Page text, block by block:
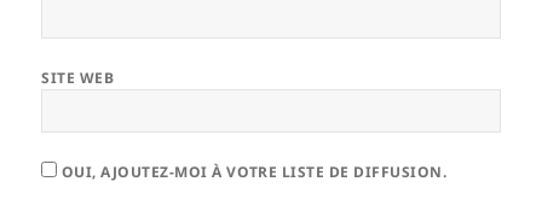
SITE WEB
OUI, AJOUTEZ-MOI À VOTRE LISTE DE DIFFUSION.